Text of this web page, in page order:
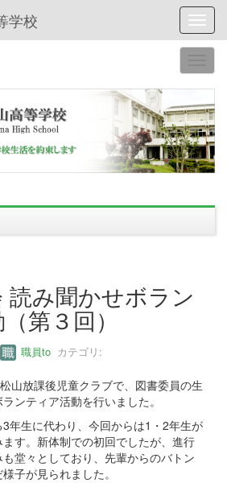
学校
読み聞かせボラン
第３回）
職員to カテゴリ:
放課後児童クラブで、図書委員の生
ンティア活動を行いました。
年生に代わり、今回からは1・2年生が
す。新体制での初回でしたが、進行
堂々としており、先輩からのバトン
子が見られました。